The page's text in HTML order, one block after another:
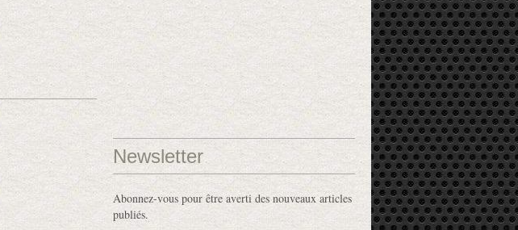
Newsletter
Abonnez-vous pour être averti des nouveaux articles
publiés.